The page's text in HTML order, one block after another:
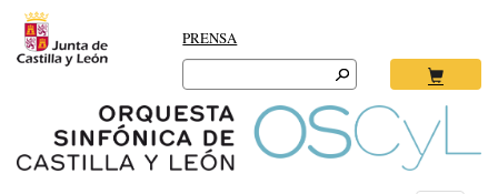
PRENSA
Search
for: